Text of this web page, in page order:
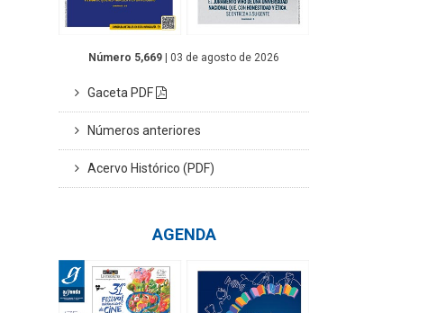
Número 5,669 | 03 de agosto de 2026
Gaceta PDF
Números anteriores
Acervo Histórico (PDF)
AGENDA